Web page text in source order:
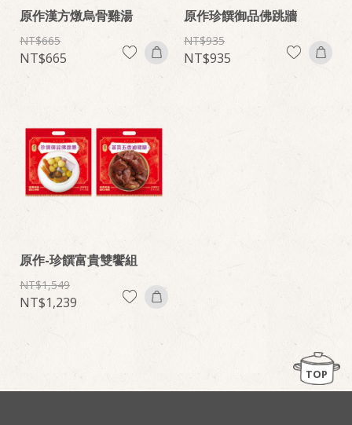
原作漢方燉烏骨雞湯
665
665
原作珍饌御品佛跳牆
935
935
原作-珍饌富貴雙饗組
1,549
1,239
TOP